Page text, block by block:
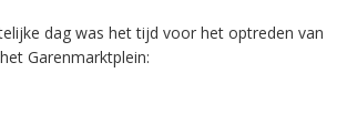
dag was het tijd voor het optreden van
Garenmarktplein: